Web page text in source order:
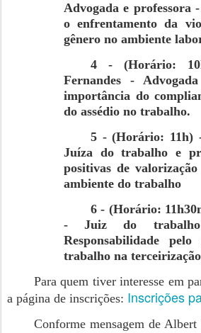
Advogada e professora
o enfrentamento da
gênero no ambiente
4 - (Horário:
Fernandes -
importância do
do assédio no trabalho.
5 - (Horário: 11h)
Juíza do trabalho e
positivas de
ambiente do trabalho
6 - (Horário:
- Juiz do
Responsabilidade
trabalho na
Para quem tiver interesse em
a página de inscrições: Inscrições
Conforme mensagem de Albert